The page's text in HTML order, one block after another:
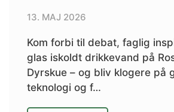
13. MAJ 2026
Kom forbi til debat, faglig
glas iskoldt drikkevand på
Dyrskue – og bliv klogere på
teknologi og f…